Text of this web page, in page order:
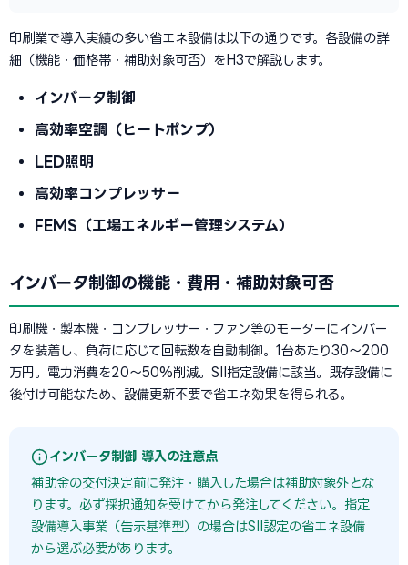
印刷業で導入実績の多い省エネ設備は以下の通りです。各設備の詳
細（機能・価格帯・補助対象可否）をH3で解説します。
インバータ制御
高効率空調（ヒートポンプ）
LED照明
高効率コンプレッサー
FEMS（工場エネルギー管理システム）
インバータ制御の機能・費用・補助対象可否
印刷機・製本機・コンプレッサー・ファン等のモーターにインバー
タを装着し、負荷に応じて回転数を自動制御。1台あたり30〜200
万円。電力消費を20〜50%削減。SII指定設備に該当。既存設備に
後付け可能なため、設備更新不要で省エネ効果を得られる。
インバータ制御 導入の注意点
補助金の交付決定前に発注・購入した場合は補助対象外とな
ります。必ず採択通知を受けてから発注してください。指定
設備導入事業（告示基準型）の場合はSII認定の省エネ設備
から選ぶ必要があります。